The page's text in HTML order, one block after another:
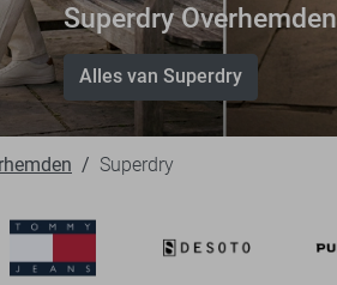
Superdry Overhemden
Alles van Superdry
Superdry